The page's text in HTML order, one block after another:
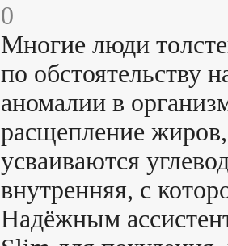
0
Многие люди
по обстоятельству
аномалии в
расщепление
усваиваются
внутренняя, с
Надёжным